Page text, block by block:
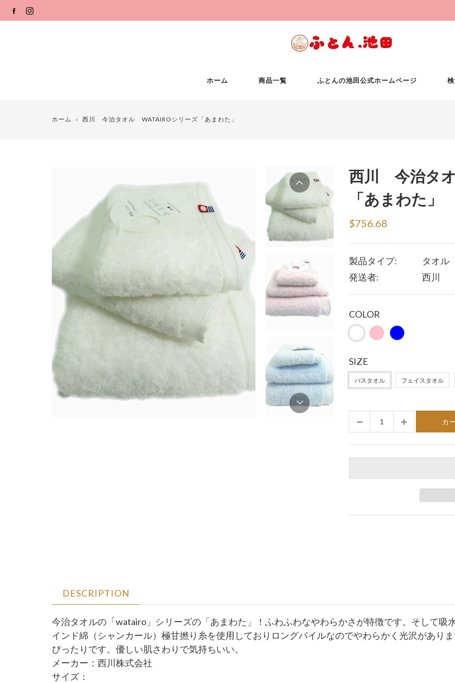
ン
FACEBOOK
INSTAGRAM
ホーム 商品一覧 ふとんの池田公式ホームページ
ホーム › 西川 今治タオル WATAIROシリーズ「あまわた」
西川 今治タ
「あまわた」
$756.68
製品タイプ:
タオル
発送者:
西川
COLOR
SIZE
バスタオル フェイスタオル
量
カ
DESCRIPTION
今治タオルの「watairo」シリーズの「あまわた」！ふわふわなやわらかさが特徴です。そして吸
インド綿（シャンカール）極甘撚り糸を使用しておりロングパイルなのでやわらかく光沢があり
ぴったりです。優しい肌さわりで気持ちいい。
メーカー：西川株式会社
サイズ：